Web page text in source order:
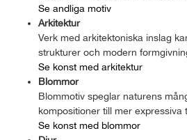
Se andliga motiv
Arkitektur
Verk med arkitektoniska inslag
strukturer och modern
Se konst med arkitektur
Blommor
Blommotiv speglar naturens
kompositioner till mer expressiva
Se konst med blommor